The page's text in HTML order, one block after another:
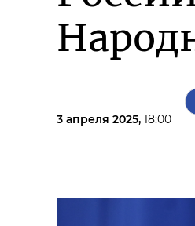
3 апреля 2025, 18:00